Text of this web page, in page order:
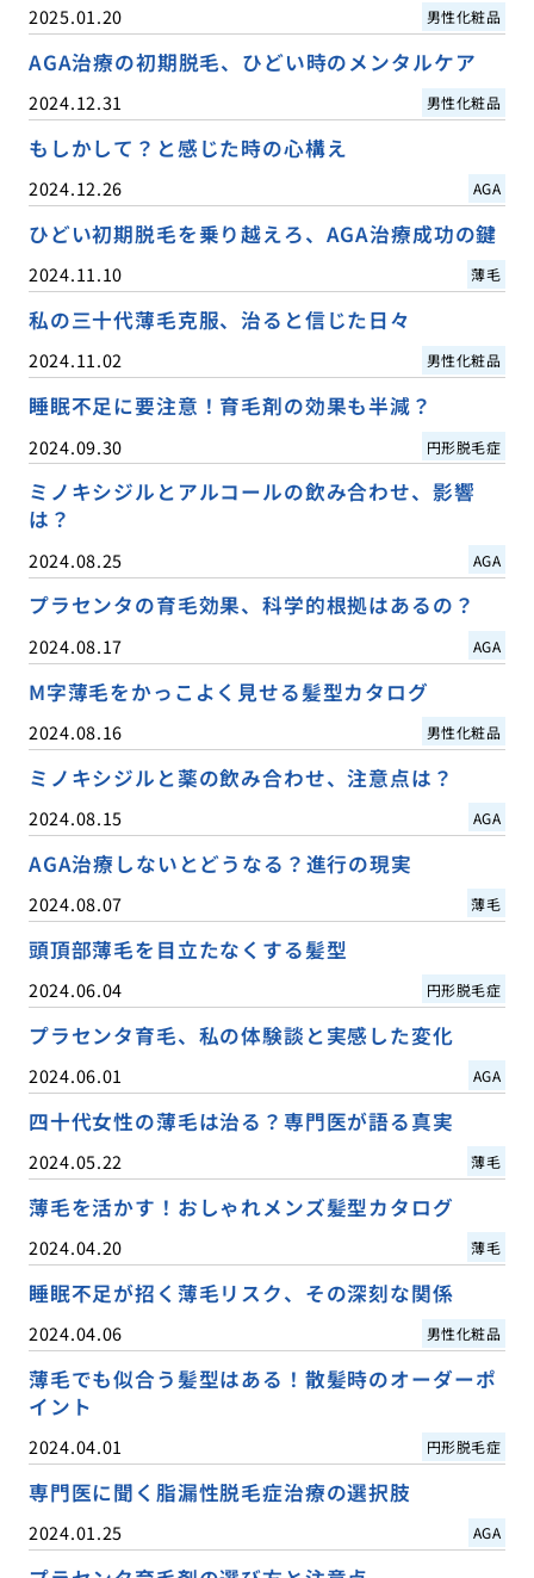
2025.01.20 男性化粧品
AGA治療の初期脱毛、ひどい時のメンタルケア
2024.12.31 男性化粧品
もしかして？と感じた時の心構え
2024.12.26 AGA
ひどい初期脱毛を乗り越えろ、AGA治療成功の鍵
2024.11.10 薄毛
私の三十代薄毛克服、治ると信じた日々
2024.11.02 男性化粧品
睡眠不足に要注意！育毛剤の効果も半減？
2024.09.30 円形脱毛症
ミノキシジルとアルコールの飲み合わせ、影響
は？
2024.08.25 AGA
プラセンタの育毛効果、科学的根拠はあるの？
2024.08.17 AGA
M字薄毛をかっこよく見せる髪型カタログ
2024.08.16 男性化粧品
ミノキシジルと薬の飲み合わせ、注意点は？
2024.08.15 AGA
AGA治療しないとどうなる？進行の現実
2024.08.07 薄毛
頭頂部薄毛を目立たなくする髪型
2024.06.04 円形脱毛症
プラセンタ育毛、私の体験談と実感した変化
2024.06.01 AGA
四十代女性の薄毛は治る？専門医が語る真実
2024.05.22 薄毛
薄毛を活かす！おしゃれメンズ髪型カタログ
2024.04.20 薄毛
睡眠不足が招く薄毛リスク、その深刻な関係
2024.04.06 男性化粧品
薄毛でも似合う髪型はある！散髪時のオーダーポ
イント
2024.04.01 円形脱毛症
専門医に聞く脂漏性脱毛症治療の選択肢
2024.01.25 AGA